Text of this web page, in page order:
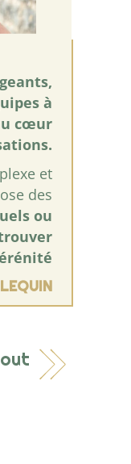
à
cœur
et
des
ou